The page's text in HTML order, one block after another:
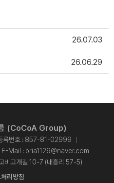
26.07.03
26.06.29
(CoCoA Group)
록번호 : 857-81-02999
E-Mail : bria1129@naver.com
비고개길 10-7 (내흥리 57-5)
리방침